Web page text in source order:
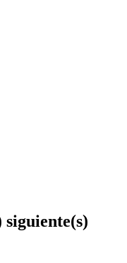
siguiente(s)